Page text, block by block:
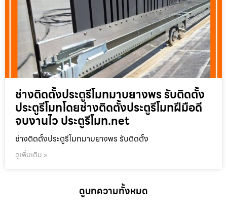
ช่างติดตั้งประตูรีโมทมาบยางพร รับติดตั้ง
ประตูรีโมทโดยช่างติดตั้งประตูรีโมทฝีมือดี
จบงานไว ประตูรีโมท.net
ช่างติดตั้งประตูรีโมทมาบยางพร รับติดตั้ง
ดูเพิ่มเติม »
ดูบทความทั้งหมด